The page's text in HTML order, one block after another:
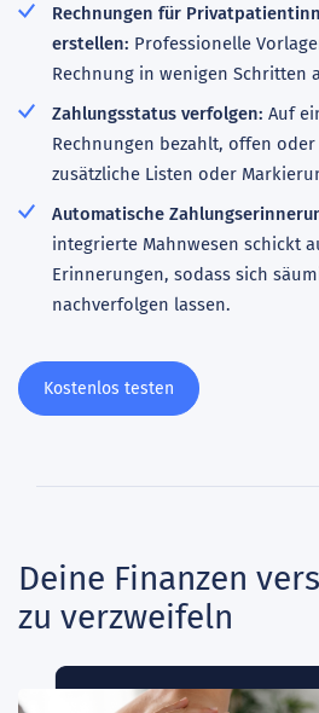
Rechnungen für
erstellen: Professionelle
Rechnung in wenigen Schritten
Zahlungsstatus verfolgen: Auf
Rechnungen bezahlt, offen
zusätzliche Listen oder
Automatische
integrierte Mahnwesen schickt
Erinnerungen, sodass sich
nachverfolgen lassen.
Kostenlos testen
Deine Finanzen
zu verzweifeln